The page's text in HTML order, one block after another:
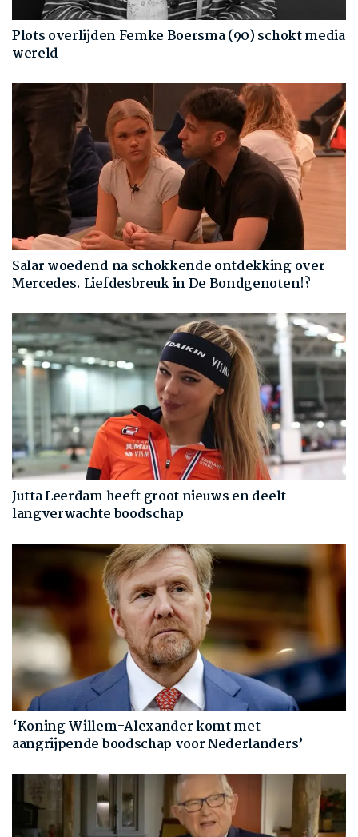
Plots overlijden Femke Boersma (90) schokt media
wereld
Salar woedend na schokkende ontdekking over
Mercedes. Liefdesbreuk in De Bondgenoten!?
Jutta Leerdam heeft groot nieuws en deelt
langverwachte boodschap
‘Koning Willem-Alexander komt met
aangrijpende boodschap voor Nederlanders’